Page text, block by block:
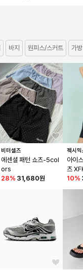
바지 원피스/스커트 가방
비터셀즈
에센셜 패턴 쇼츠-5col
ors
28% 31,680원
젝시
아이
츠
10%